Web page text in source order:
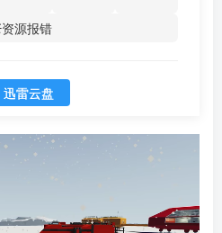
资源报错
迅雷云盘